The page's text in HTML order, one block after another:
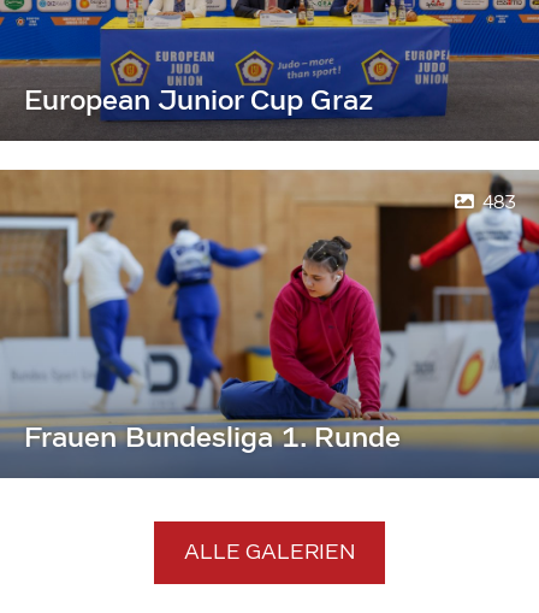
European Junior Cup Graz
483
Frauen Bundesliga 1. Runde
ALLE GALERIEN